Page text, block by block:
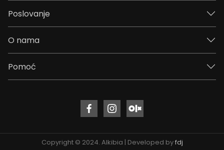
Poslovanje
O nama
Pomoć
Copyright © 2024. Alkibia | Developed byfdj